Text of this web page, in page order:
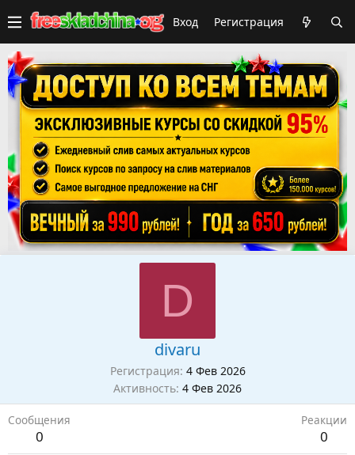
Вход Регистрация
D
divaru
Регистрация 4 Фев 2026
Активность 4 Фев 2026
Сообщения
0
Реакции
0